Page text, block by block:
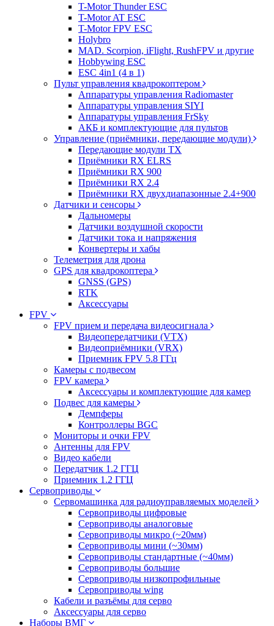
T-Motor Thunder ESC
T-Motor AT ESC
T-Motor FPV ESC
Holybro
MAD. Scorpion, iFlight, RushFPV и другие
Hobbywing ESC
ESC 4in1 (4 в 1)
Пульт управления квадрокоптером
Аппаратуры управления Radiomaster
Аппаратуры управления SIYI
Аппаратуры управления FrSky
АКБ и комплектующие для пультов
Управление (приёмники, передающие модули)
Передающие модули TX
Приёмники RX ELRS
Приёмники RX 900
Приёмники RX 2.4
Приёмники RX двухдиапазонные 2.4+900
Датчики и сенсоры
Дальномеры
Датчики воздушной скорости
Датчики тока и напряжения
Конвертеры и хабы
Телеметрия для дрона
GPS для квадрокоптера
GNSS (GPS)
RTK
Аксессуары
FPV
FPV прием и передача видеосигнала
Видеопередатчики (VTX)
Видеоприёмники (VRX)
Приемник FPV 5.8 ГГц
Камеры с подвесом
FPV камера
Аксессуары и комплектующие для камер
Подвес для камеры
Демпферы
Контроллеры BGC
Мониторы и очки FPV
Антенны для FPV
Видео кабели
Передатчик 1.2 ГГЦ
Приемник 1.2 ГГЦ
Сервоприводы
Сервомашинка для радиоуправляемых моделей
Сервоприводы цифровые
Сервоприводы аналоговые
Сервоприводы микро (~20мм)
Сервоприводы мини (~30мм)
Сервоприводы стандартные (~40мм)
Сервоприводы большие
Сервоприводы низкопрофильные
Сервоприводы wing
Кабели и разъёмы для серво
Аксессуары для серво
Наборы ВМГ